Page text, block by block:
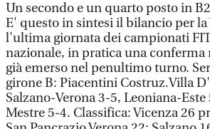
Un secondo e un quarto posto in
E' questo in sintesi il bilancio per
l'ultima giornata dei campionati
nazionale, in pratica una conferma
già emerso nel penultimo turno.
girone B: Piacentini Costruz.Villa
Salzano-Verona 3-5, Leoniana-Este
Mestre 5-4. Classifica: Vicenza 26